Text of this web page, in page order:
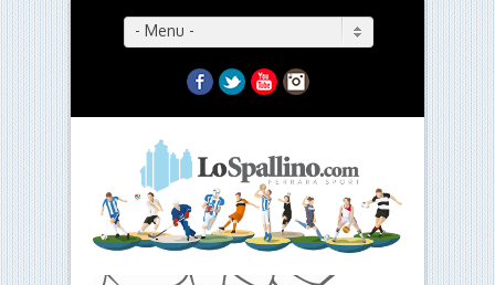
- Menu -
Facebook
TwitterYouTubeInstagram